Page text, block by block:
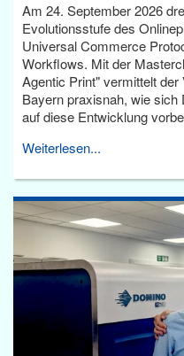
Am 24. September 2026
Evolutionsstufe des
Universal Commerce
Workflows. Mit der
Agentic Print" vermittelt
Bayern praxisnah, wie
auf diese Entwicklung
Weiterlesen...